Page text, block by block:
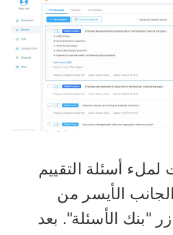
أسئلة التقييم
الأيسر من
الأسئلة". بعد